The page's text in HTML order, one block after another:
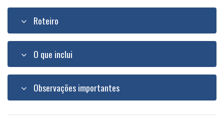
Roteiro
O que inclui
Observações importantes